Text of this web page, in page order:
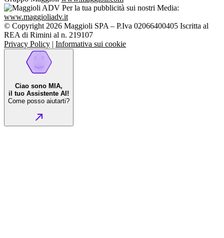
Per la tua pubblicità sui nostri Media:
www.maggioliadv.it
© Copyright 2026 Maggioli SPA – P.Iva 02066400405 Iscritta al
REA di Rimini al n. 219107
Privacy Policy | Informativa sui cookie
Ciao sono MIA,
il tuo Assistente AI!
Come posso aiutarti?